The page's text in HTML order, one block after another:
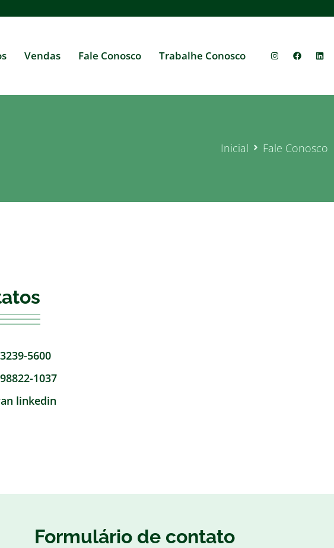
Vendas Fale Conosco Trabalhe Conosco
Inicial Fale Conosco
5600
1037
linkedin
Formulário de contato